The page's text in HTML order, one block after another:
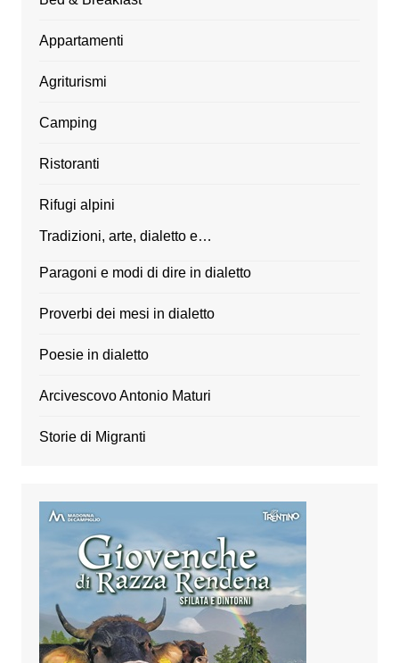
Appartamenti
Agriturismi
Camping
Ristoranti
Rifugi alpini
Tradizioni, arte, dialetto e…
Paragoni e modi di dire in dialetto
Proverbi dei mesi in dialetto
Poesie in dialetto
Arcivescovo Antonio Maturi
Storie di Migranti